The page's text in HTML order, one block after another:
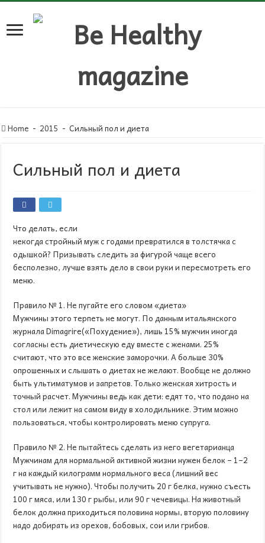
Home - 2015 - Сильный пол и диета
Сильный пол и диета
Что делать, если
некогда стройный муж с годами превратился в толстячка с
одышкой? Призывать следить за фигурой чаще всего
бесполезно, лучше взять дело в свои руки и пересмотреть его
меню.
Правило № 1. Не пугайте его словом «диета»
Мужчины этого терпеть не могут. По данным итальянского
журнала Dimagrire(«Похудение»), лишь 15% мужчин иногда
согласны есть диетическую еду вместе с женами. 25%
считают, что это все женские заморочки. А больше 30%
опрошенных и слышать о диетах не желают. Вообще не должно
быть ультиматумов и запретов. Только женская хитрость и
точный расчет. Мужчины ведь как дети: едят то, что подано на
стол или лежит на самом виду в холодильнике. Этим можно
пользоваться, чтобы контролировать меню супруга.
Правило № 2. Не пытайтесь сделать из него вегетарианца
Мужчинам для нормальной активной жизни нужен белок – 1–2
г на каждый килограмм нормального веса (лишний вес
учитывать не нужно). Чтобы получить 20 г белка, нужно съесть
100 г мяса, или 130 г рыбы, или 90 г чечевицы. На животный
белок должна приходиться половина нормы, вторую половину
надо добирать из орехов, бобовых, сои или грибов.